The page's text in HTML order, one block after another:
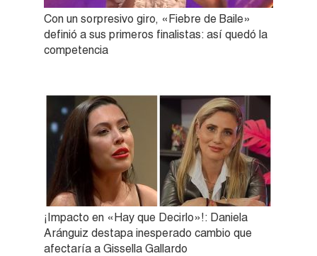
Con un sorpresivo giro, «Fiebre de Baile»
definió a sus primeros finalistas: así quedó la
competencia
¡Impacto en «Hay que Decirlo»!: Daniela
Aránguiz destapa inesperado cambio que
afectaría a Gissella Gallardo